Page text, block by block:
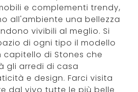
e complementi trendy,
all'ambiente una bellezza
vivibili al meglio. Si
di ogni tipo il modello
capitello di Stones che
gli arredi di casa
e design. Farci visita